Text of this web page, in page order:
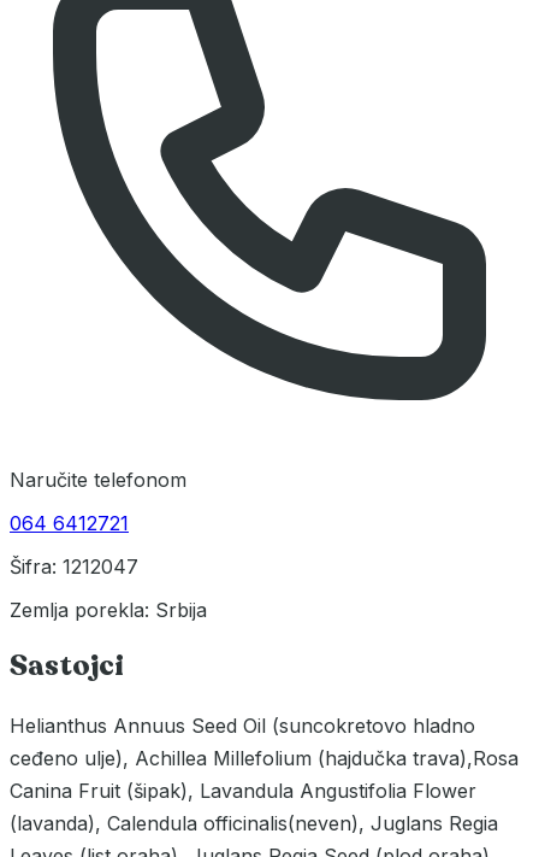
Naručite telefonom
064 6412721
Šifra: 1212047
Zemlja porekla: Srbija
Sastojci
Helianthus Annuus Seed Oil (suncokretovo hladno
ceđeno ulje), Achillea Millefolium (hajdučka trava),Rosa
Canina Fruit (šipak), Lavandula Angustifolia Flower
(lavanda), Calendula officinalis(neven), Juglans Regia